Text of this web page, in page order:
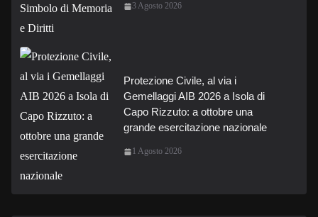
3 Agosto 2026
Protezione Civile, al via i
Gemellaggi AIB 2026 a Isola di
Capo Rizzuto: a ottobre una
grande esercitazione nazionale
1 Agosto 2026